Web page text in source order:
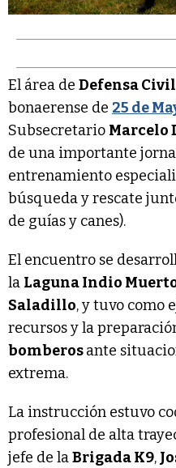
El área de Defensa Civil
bonaerense de 25 de
Subsecretario Marcelo
de una importante
entrenamiento
búsqueda y rescate
de guías y canes).
El encuentro se
la Laguna Indio
Saladillo, y tuvo como
recursos y la
bomberosante
extrema.
La instrucción estuvo
profesional de alta
jefe de laBrigada K9,